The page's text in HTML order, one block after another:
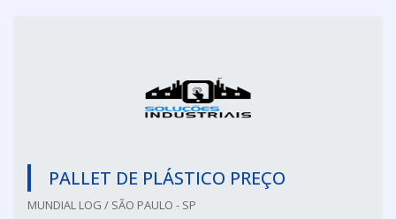
PALLET DE PLÁSTICO PREÇO
MUNDIAL LOG / SÃO PAULO - SP